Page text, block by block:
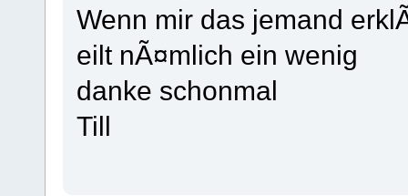
Wenn mir das jemand
eilt nÃ¤mlich ein wenig
danke schonmal
Till